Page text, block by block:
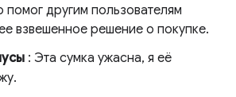
помог другим пользователям
взвешенное решение о покупке.
: Эта сумка ужасна, я её